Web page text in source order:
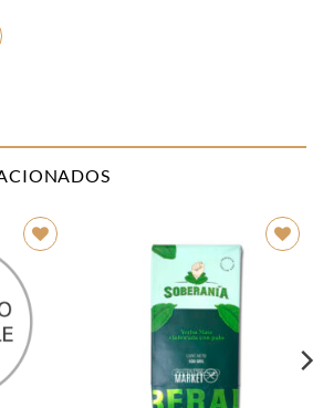
Añadir
a la
lista de
deseos